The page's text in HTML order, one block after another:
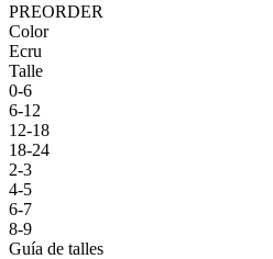
PREORDER
Color
Ecru
Talle
0-6
6-12
12-18
18-24
2-3
4-5
6-7
8-9
Guía de talles